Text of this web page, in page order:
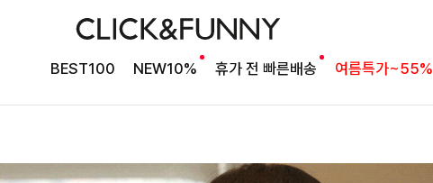
BEST100 NEW10% 휴가 전 빠른배송 여름특가~55%